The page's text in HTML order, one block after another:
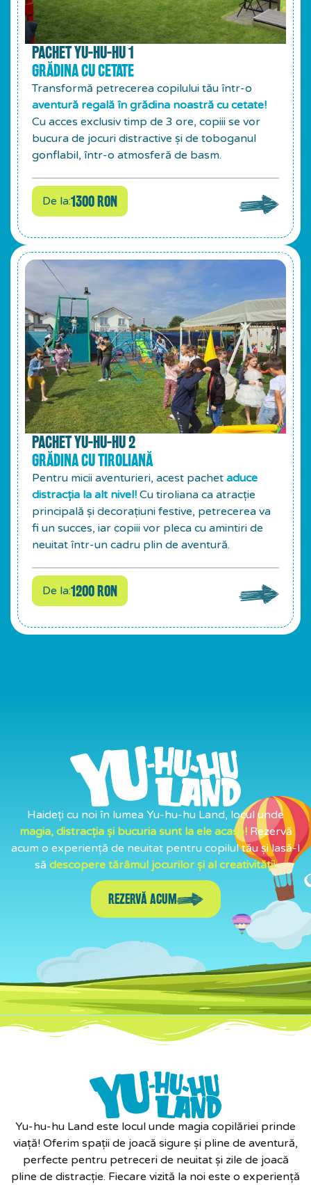
PACHET YU-HU-HU 1
GRĂDINA CU CETATE
Transformă petrecerea copilului tău într-o
aventură regală în grădina noastră cu cetate!
Cu acces exclusiv timp de 3 ore, copiii se vor
bucura de jocuri distractive și de toboganul
gonflabil, într-o atmosferă de basm.
De la:1300 RON
PACHET YU-HU-HU 2
GRĂDINA CU TIROLIANĂ
Pentru micii aventurieri, acest pachet aduce
distracția la alt nivel! Cu tiroliana ca atracție
principală și decorațiuni festive, petrecerea va
fi un succes, iar copiii vor pleca cu amintiri de
neuitat într-un cadru plin de aventură.
De la:1200 RON
Haideți cu noi în lumea Yu-hu-hu Land, locul unde
magia, distracția și bucuria sunt la ele acasă!Rezervă
acum o experiență de neuitat pentru copilul tău și lasă-l
să descopere tărâmul jocurilor și al creativității.
REZERVĂ ACUM
Yu-hu-hu Land este locul unde magia copilăriei prinde
viață! Oferim spații de joacă sigure și pline de aventură,
perfecte pentru petreceri de neuitat și zile de joacă
pline de distracție. Fiecare vizită la noi este o experiență